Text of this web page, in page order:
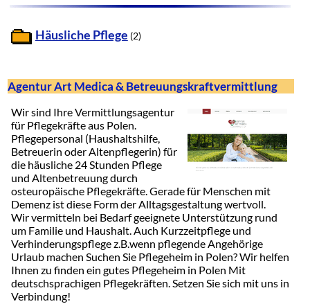
Häusliche Pflege (2)
Agentur Art Medica & Betreuungskraftvermittlung
Wir sind Ihre Vermittlungsagentur
für Pflegekräfte aus Polen.
Pflegepersonal (Haushaltshilfe,
Betreuerin oder Altenpflegerin) für
die häusliche 24 Stunden Pflege
und Altenbetreuung durch
osteuropäische Pflegekräfte. Gerade für Menschen mit
Demenz ist diese Form der Alltagsgestaltung wertvoll.
Wir vermitteln bei Bedarf geeignete Unterstützung rund
um Familie und Haushalt. Auch Kurzzeitpflege und
Verhinderungspflege z.B.wenn pflegende Angehörige
Urlaub machen Suchen Sie Pflegeheim in Polen? Wir helfen
Ihnen zu finden ein gutes Pflegeheim in Polen Mit
deutschsprachigen Pflegekräften. Setzen Sie sich mit uns in
Verbindung!